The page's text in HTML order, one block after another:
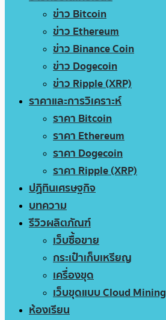
ข่าว Bitcoin
ข่าว Ethereum
ข่าว Binance Coin
ข่าว Dogecoin
ข่าว Ripple (XRP)
ราคาและการวิเคราะห์
ราคา Bitcoin
ราคา Ethereum
ราคา Dogecoin
ราคา Ripple (XRP)
ปฏิทินเศรษฐกิจ
บทความ
รีวิวผลิตภัณฑ์
เว็บซื้อขาย
กระเป๋าเก็บเหรียญ
เครื่องขุด
เว็บขุดแบบ Cloud Mining
ห้องเรียน